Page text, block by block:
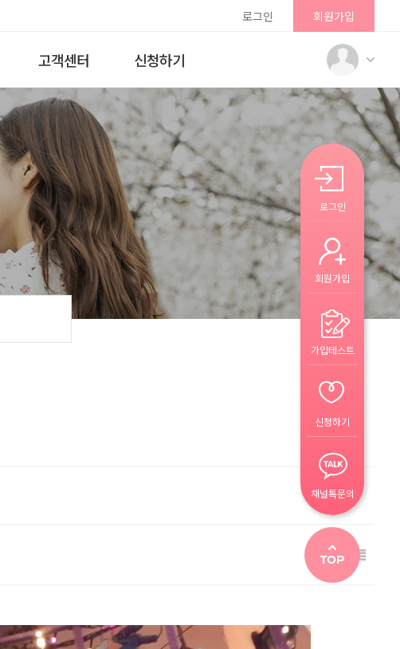
로그인 회원가입
고객센터 신청하기
로그인
회원가입
가입테스트
신청하기
채널톡문의